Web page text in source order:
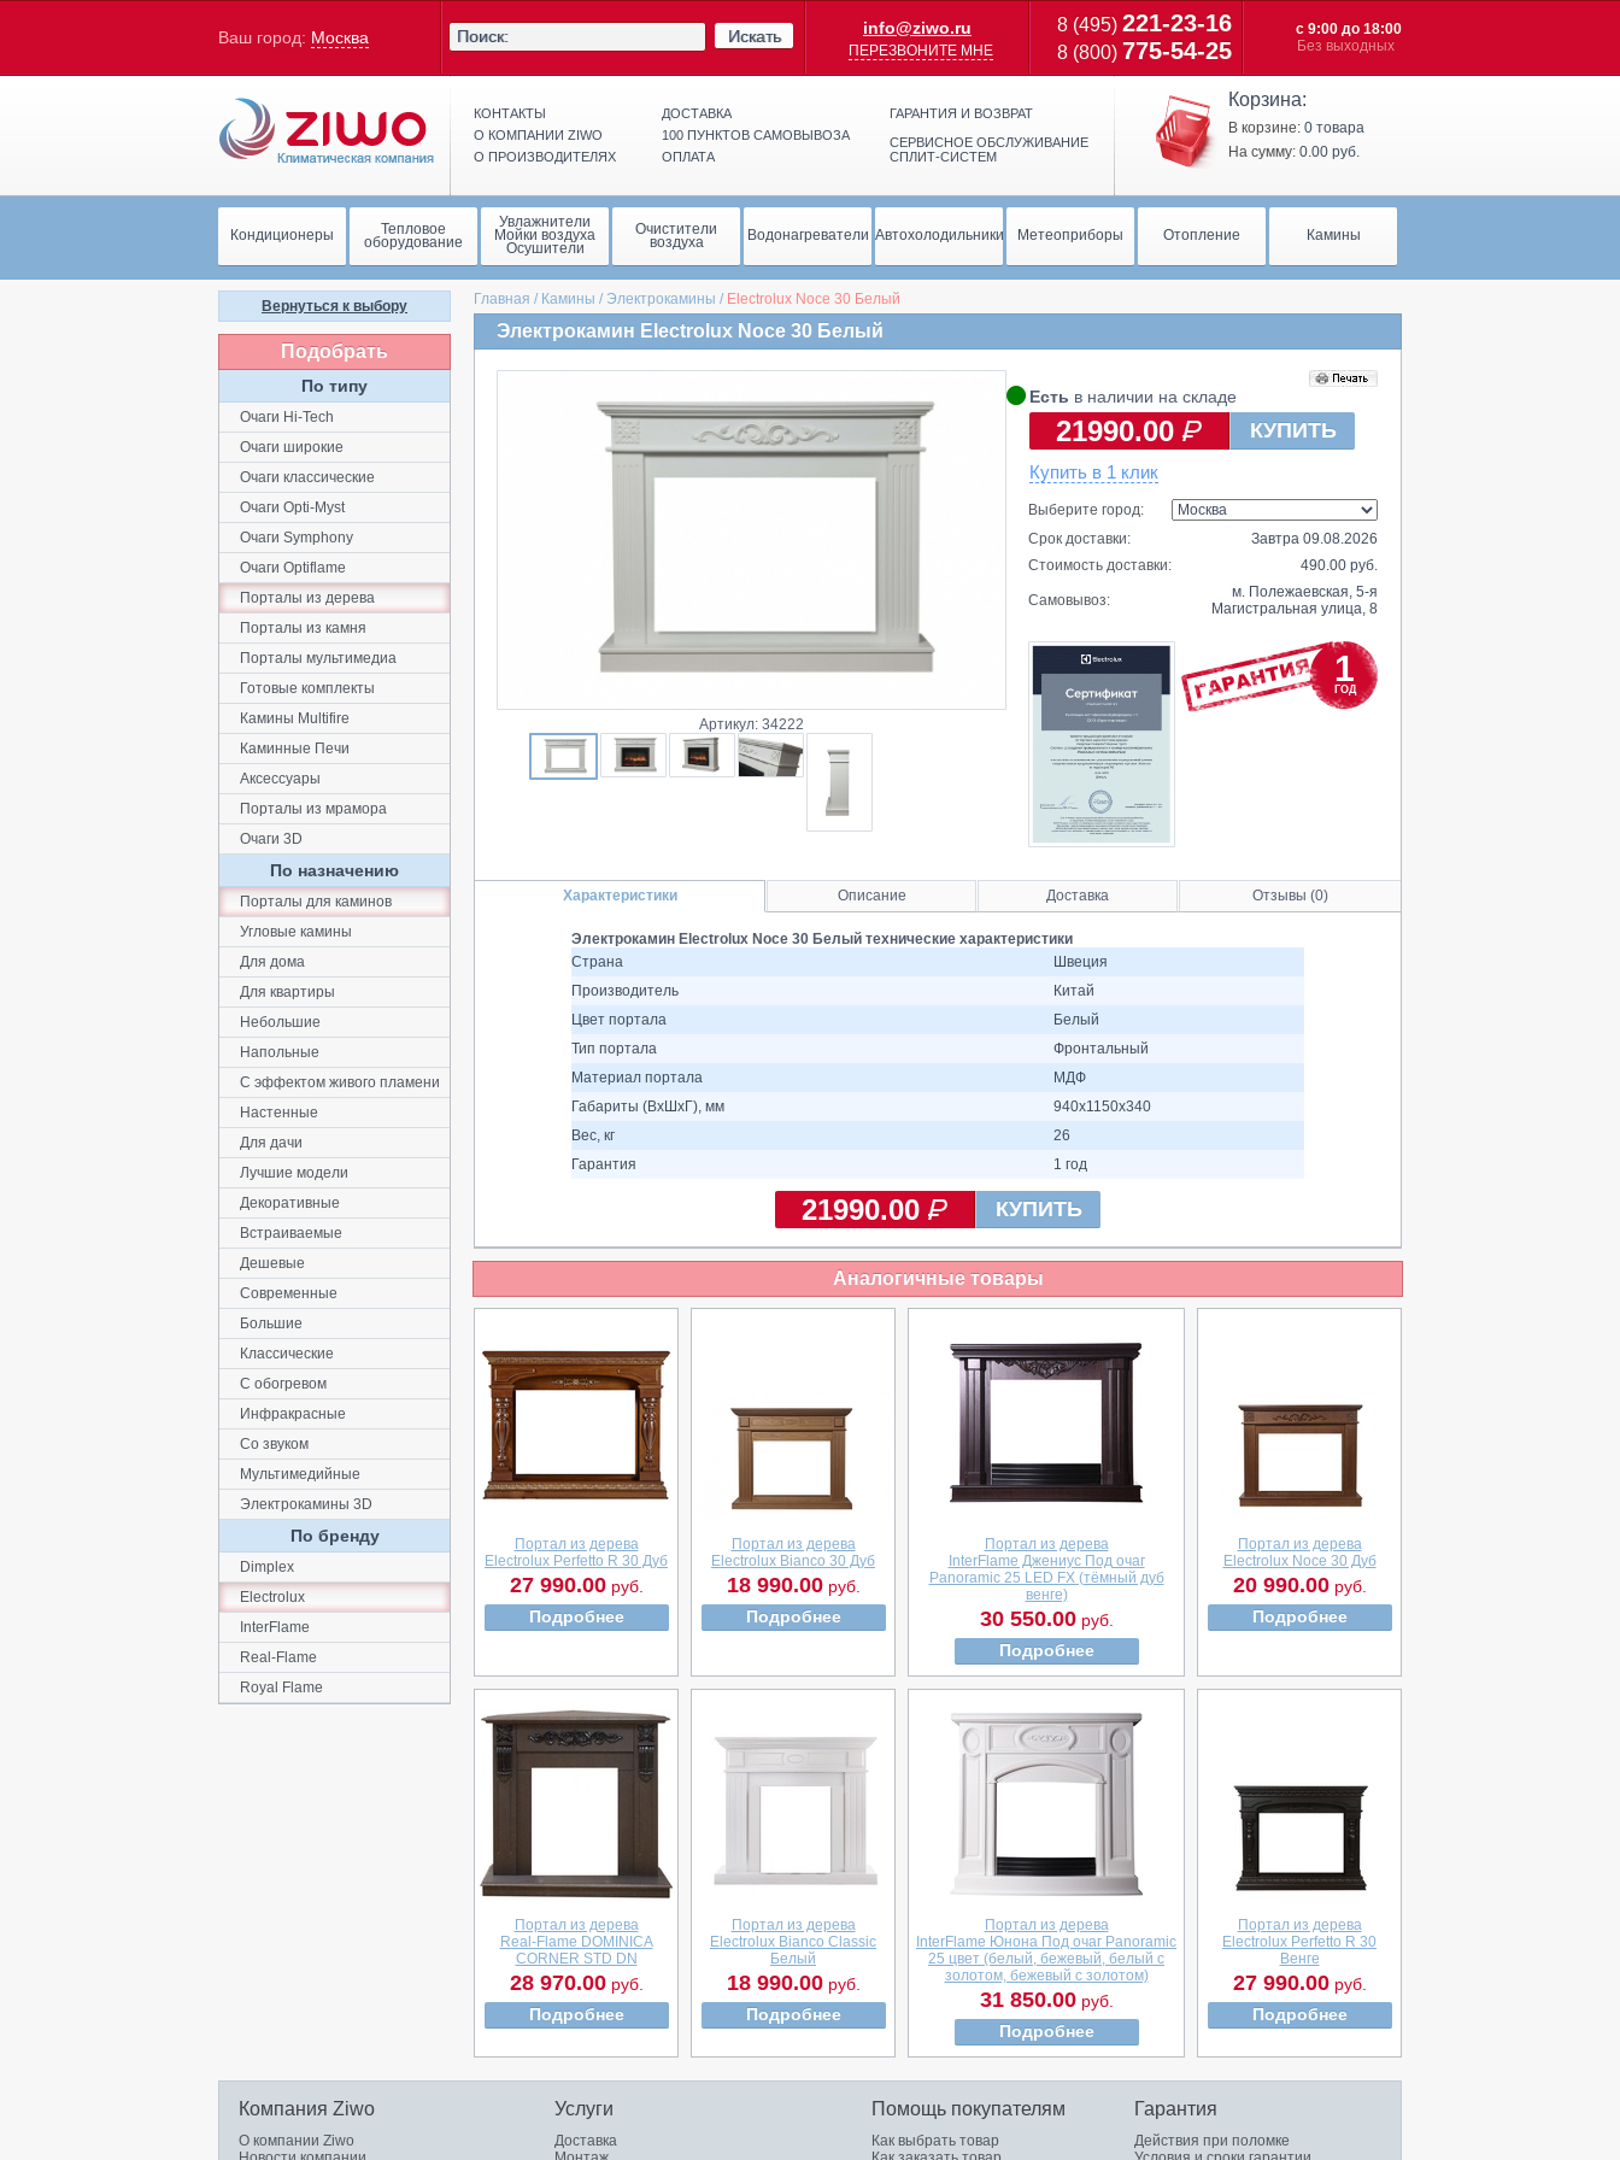
Ваш город: Москва Искать info@ziwo.ru
ПЕРЕЗВОНИТЕ МНЕ
8 (495) 221-23-16
8 (800) 775-54-25
c 9:00 до 18:00
Без выходных
КОНТАКТЫ
О КОМПАНИИ ZIWO
О ПРОИЗВОДИТЕЛЯХ
ДОСТАВКА
100 ПУНКТОВ САМОВЫВОЗА
ОПЛАТА
ГАРАНТИЯ И ВОЗВРАТ
СЕРВИСНОЕ ОБСЛУЖИВАНИЕ
СПЛИТ-СИСТЕМ
Корзина:
В корзине: 0 товара
На сумму: 0.00 руб.
Кондиционеры Тепловое
оборудование
Увлажнители
Мойки воздуха
Осушители
Очистители
воздуха Водонагреватели Автохолодильники Метеоприборы Отопление Камины
Главная / Камины / Электрокамины / Electrolux Noce 30 Белый
Электрокамин Electrolux Noce 30 Белый
Артикул: 34222
🞄 Есть в наличии на складе
21990.00 КУПИТЬ
Купить в 1 клик
Выберите город:
Срок доставки:
Завтра 09.08.2026
Стоимость доставки:
490.00 руб.
Самовывоз:
м. Полежаевская, 5-я
Магистральная улица, 8
1
ГОД
Характеристики Описание Доставка Отзывы (0)
Электрокамин Electrolux Noce 30 Белый технические характеристики
Страна
Швеция
Производитель
Китай
Цвет портала
Белый
Тип портала
Фронтальный
Материал портала
МДФ
Габариты (ВхШхГ), мм
940х1150х340
Вес, кг
26
Гарантия
1 год
21990.00 КУПИТЬ
Аналогичные товары
Портал из дерева
Electrolux Perfetto R 30 Дуб
27 990.00руб.
Подробнее
Портал из дерева
Electrolux Bianco 30 Дуб
18 990.00руб.
Подробнее
Портал из дерева
InterFlame Джениус Под очаг
Panoramic 25 LED FX (тёмный дуб
венге)
30 550.00руб.
Подробнее
Портал из дерева
Electrolux Noce 30 Дуб
20 990.00руб.
Подробнее
Портал из дерева
Real-Flame DOMINICA
CORNER STD DN
28 970.00руб.
Подробнее
Портал из дерева
Electrolux Bianco Classic
Белый
18 990.00руб.
Подробнее
Портал из дерева
InterFlame Юнона Под очаг Panoramic
25 цвет (белый, бежевый, белый с
золотом, бежевый с золотом)
31 850.00руб.
Подробнее
Портал из дерева
Electrolux Perfetto R 30
Венге
27 990.00руб.
Подробнее
Вернуться к выбору
Подобрать
По типу
Очаги Hi-Tech
Очаги широкие
Очаги классические
Очаги Opti-Myst
Очаги Symphony
Очаги Optiflame
Порталы из дерева
Порталы из камня
Порталы мультимедиа
Готовые комплекты
Камины Multifire
Каминные Печи
Аксессуары
Порталы из мрамора
Очаги 3D
По назначению
Порталы для каминов
Угловые камины
Для дома
Для квартиры
Небольшие
Напольные
С эффектом живого пламени
Настенные
Для дачи
Лучшие модели
Декоративные
Встраиваемые
Дешевые
Современные
Большие
Классические
С обогревом
Инфракрасные
Со звуком
Мультимедийные
Электрокамины 3D
По бренду
Dimplex
Electrolux
InterFlame
Real-Flame
Royal Flame
Компания Ziwo
О компании Ziwo
Услуги
Доставка
Помощь покупателям
Как выбрать товар
Гарантия
Действия при поломке